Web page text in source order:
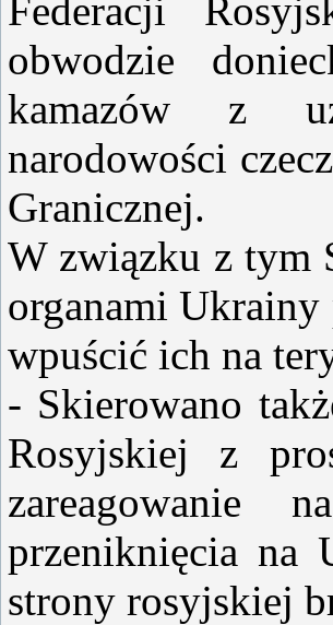
Federacji
obwodzie
kamazów z
narodowości
Granicznej.
W związku z tym
organami
wpuścić ich na
- Skierowano
Rosyjskiej z
zareagowanie
przeniknięcia na
strony rosyjskiej